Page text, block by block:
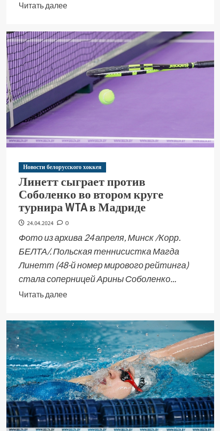
Читать далее
Новости белорусского хоккея
Линетт сыграет против
Соболенко во втором круге
турнира WTA в Мадриде
24.04.2024 0
Фото из архива 24 апреля, Минск /Корр.
БЕЛТА/. Польская теннисистка Магда
Линетт (48-й номер мирового рейтинга)
стала соперницей Арины Соболенко...
Читать далее